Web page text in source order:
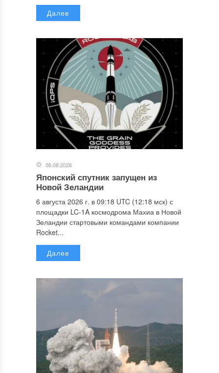
Далее
06.08.2026
Японский спутник запущен из
Новой Зеландии
6 августа 2026 г. в 09:18 UTC (12:18 мск) с
площадки LC-1A космодрома Махиа в Новой
Зеландии стартовыми командами компании
Rocket...
Далее